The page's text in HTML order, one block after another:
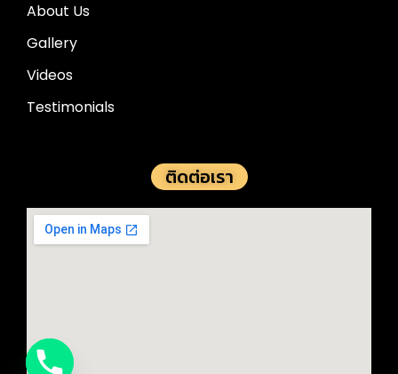
About Us
Gallery
Videos
Testimonials
ติดต่อเรา